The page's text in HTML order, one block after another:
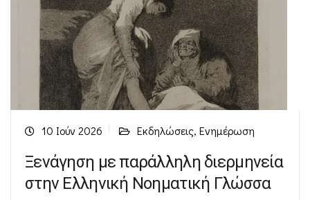
10 Ιούν 2026 Εκδηλώσεις, Ενημέρωση
Ξενάγηση με παράλληλη διερμηνεία
στην Ελληνική Νοηματική Γλώσσα